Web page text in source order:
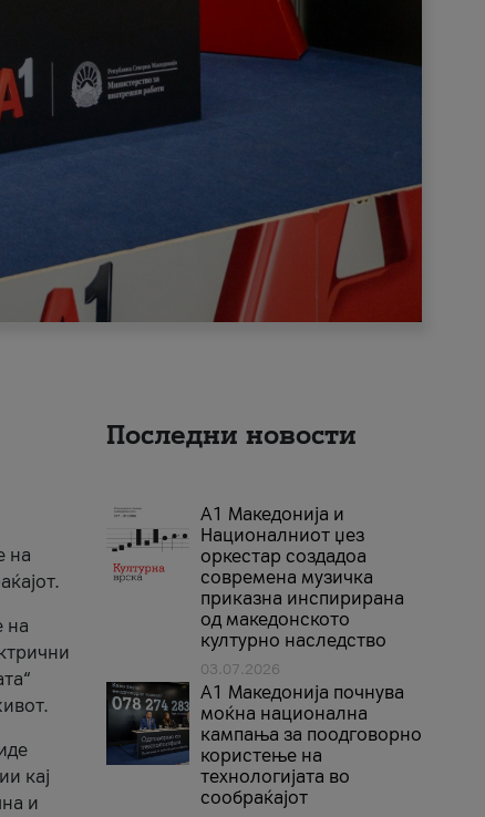
на
на
кај
и
Последни новости
А1 Македонија и
Националниот џез
оркестар создадоа
современа музичка
приказна инспирирана
од македонското
културно наследство
03.07.2026
A1 Македонија почнува
моќна национална
кампања за поодговорно
користење на
технологијата во
сообраќајот